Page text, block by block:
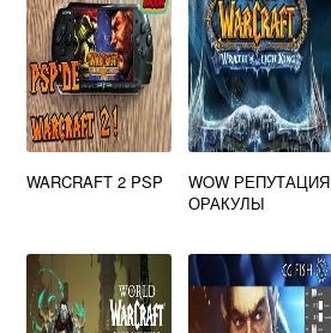
WARCRAFT 2 PSP
WOW РЕПУТАЦИЯ
ОРАКУЛЫ